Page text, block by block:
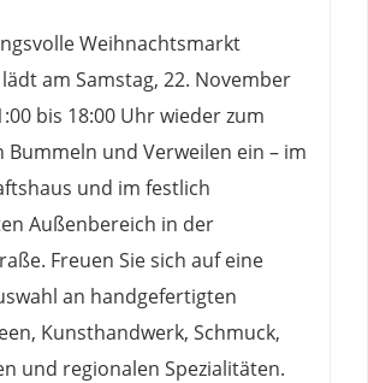
Weihnachtsmarkt
am Samstag, 22. November
bis 18:00 Uhr wieder zum
Bummeln und Verweilen ein – im
und im festlich
Außenbereich in der
Freuen Sie sich auf eine
an handgefertigten
Kunsthandwerk, Schmuck,
und regionalen Spezialitäten.